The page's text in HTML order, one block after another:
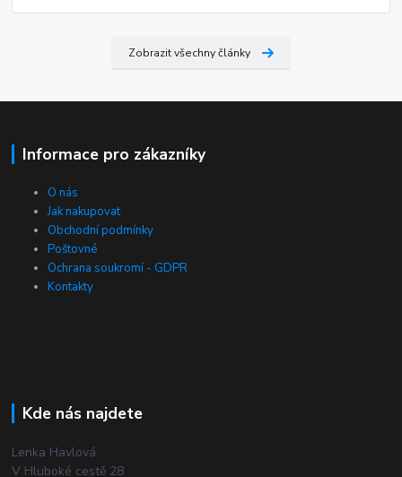
Zobrazit všechny články
Informace pro zákazníky
O nás
Jak nakupovat
Obchodní podmínky
Poštovné
Ochrana soukromí - GDPR
Kontakty
Kde nás najdete
Lenka Havlová
V Hluboké cestě 28